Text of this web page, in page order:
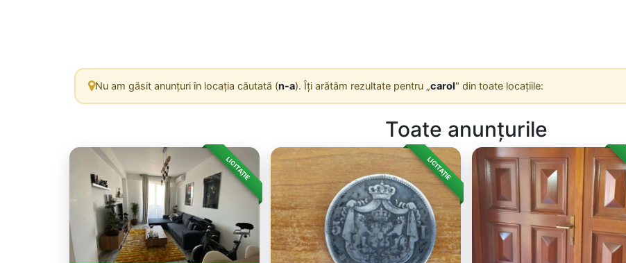
Nu am găsit anunțuri în locația căutată (n-a). Îți arătăm rezultate pentru „carol" din toate locațiile:
Toate anunțurile
LICITAȚIE LICITAȚIE